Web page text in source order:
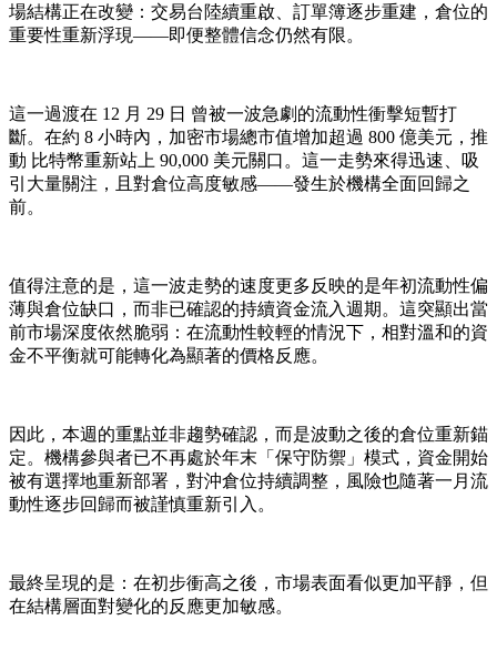
場結構正在改變：交易台陸續重啟、訂單簿逐步重建，倉位的
重要性重新浮現——即便整體信念仍然有限。
這一過渡在 12 月 29 日 曾被一波急劇的流動性衝擊短暫打
斷。在約 8 小時內，加密市場總市值增加超過 800 億美元，推
動 比特幣重新站上 90,000 美元關口。這一走勢來得迅速、吸
引大量關注，且對倉位高度敏感——發生於機構全面回歸之
前。
值得注意的是，這一波走勢的速度更多反映的是年初流動性偏
薄與倉位缺口，而非已確認的持續資金流入週期。這突顯出當
前市場深度依然脆弱：在流動性較輕的情況下，相對溫和的資
金不平衡就可能轉化為顯著的價格反應。
因此，本週的重點並非趨勢確認，而是波動之後的倉位重新錨
定。機構參與者已不再處於年末「保守防禦」模式，資金開始
被有選擇地重新部署，對沖倉位持續調整，風險也隨著一月流
動性逐步回歸而被謹慎重新引入。
最終呈現的是：在初步衝高之後，市場表面看似更加平靜，但
在結構層面對變化的反應更加敏感。